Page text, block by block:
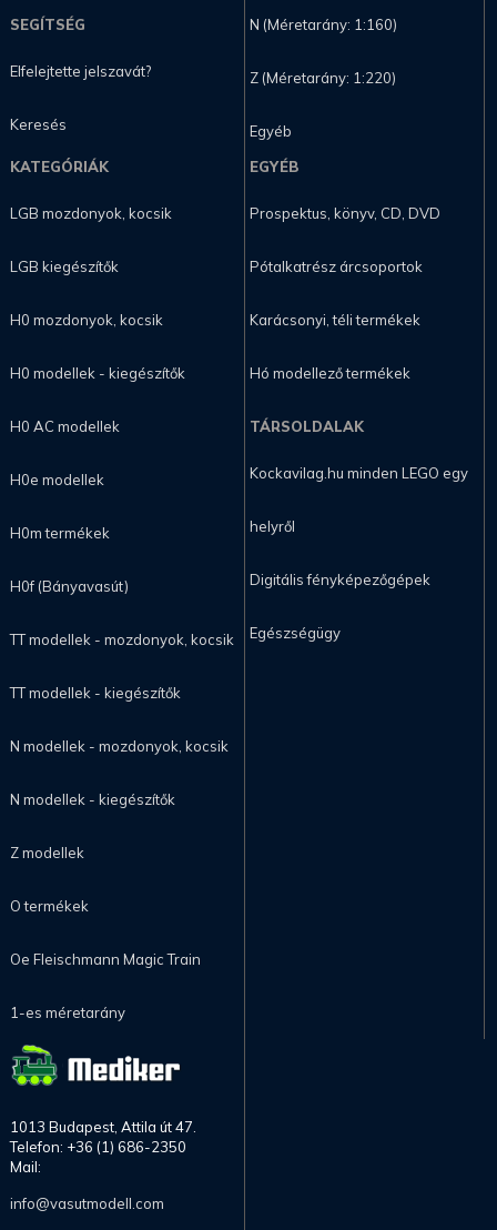
SEGÍTSÉG
Elfelejtette jelszavát?
Keresés
N (Méretarány: 1:160)
Z (Méretarány: 1:220)
Egyéb
KATEGÓRIÁK
LGB mozdonyok, kocsik
LGB kiegészítők
H0 mozdonyok, kocsik
H0 modellek - kiegészítők
H0 AC modellek
H0e modellek
H0m termékek
H0f (Bányavasút)
TT modellek - mozdonyok, kocsik
TT modellek - kiegészítők
N modellek - mozdonyok, kocsik
N modellek - kiegészítők
Z modellek
O termékek
Oe Fleischmann Magic Train
1-es méretarány
EGYÉB
Prospektus, könyv, CD, DVD
Pótalkatrész árcsoportok
Karácsonyi, téli termékek
Hó modellező termékek
TÁRSOLDALAK
Kockavilag.hu minden LEGO egy
helyről
Digitális fényképezőgépek
Egészségügy
1013 Budapest, Attila út 47.
Telefon: +36 (1) 686-2350
Mail:
info@vasutmodell.com